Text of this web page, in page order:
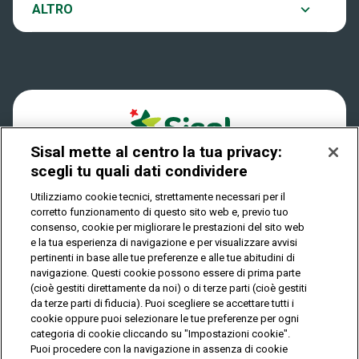
Play Your Date
Dove si gioca
Quanto si vince
Come riscuotere
ALTRO
Notifiche
Privacy
IL GIOCO È VIETATO AI MINORI E PUÒ CAUSARE
DIPENDENZA PATOLOGICA
© Copyright Sisal Italia S.p.A. - P.I. 02433760135
Privacy Cookies
Mappa
del
sito
Sisal mette al centro la tua privacy:
scegli tu quali dati condividere
Utilizziamo cookie tecnici, strettamente necessari per il
corretto funzionamento di questo sito web e, previo tuo
consenso, cookie per migliorare le prestazioni del sito web
e la tua esperienza di navigazione e per visualizzare avvisi
pertinenti in base alle tue preferenze e alle tue abitudini di
navigazione. Questi cookie possono essere di prima parte
(cioè gestiti direttamente da noi) o di terze parti (cioè gestiti
da terze parti di fiducia). Puoi scegliere se accettare tutti i
cookie oppure puoi selezionare le tue preferenze per ogni
categoria di cookie cliccando su "Impostazioni cookie".
Puoi procedere con la navigazione in assenza di cookie